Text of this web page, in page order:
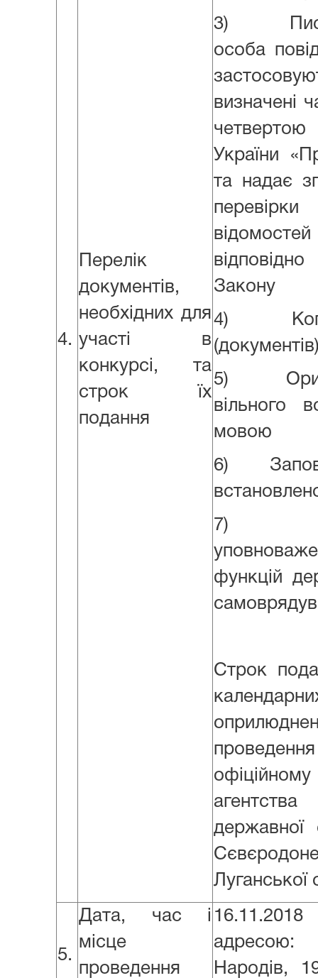
4.
Перелік
документів,
необхідних для
участі в
конкурсі, та
строк їх
подання
3)
особа
визначені
України
та надає
Закону
4) Копію
5)
вільного
мовою
6)
7)
функцій
Строк
державної
Луганської
5.
Дата, час і
місце
проведення
Народів,